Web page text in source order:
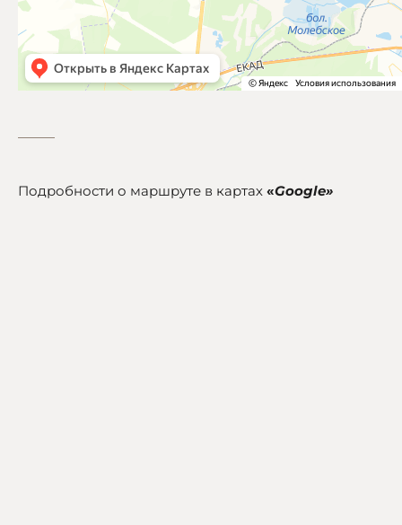
Подробности о маршруте в картах «Google»